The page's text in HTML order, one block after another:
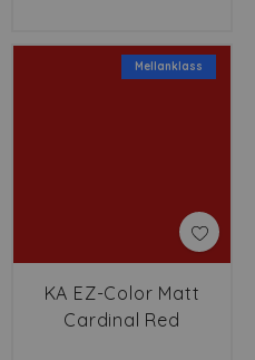
Mellanklass
KA EZ-Color Matt
Cardinal Red